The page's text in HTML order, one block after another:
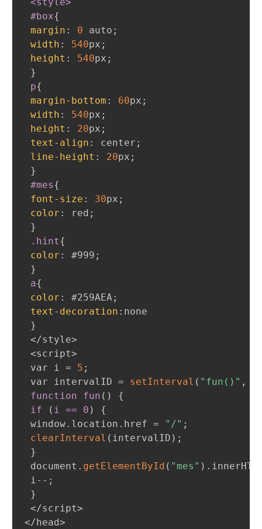
#box{
margin : 0 auto ;
width : 540px ;
height : 540px ;
}
p{
margin-bottom : 60px ;
width : 540px ;
height : 20px ;
text-align : center ;
line-height : 20px ;
}
#mes{
font-size : 30px ;
color : red ;
}
.hint{
color : #999 ;
}
a{
color : #259AEA;
text-decoration : none
}
</style>
<script>
var i = 5 ;
var intervalID = setInterval ( "fun()" ,
function fun ( )
{
if
( i == 0 )
{
window.location.href =
"/" ;
clearInterval ( intervalID ) ;
}
document. getElementById ( "mes" )
i-- ;
}
</script>
</head>